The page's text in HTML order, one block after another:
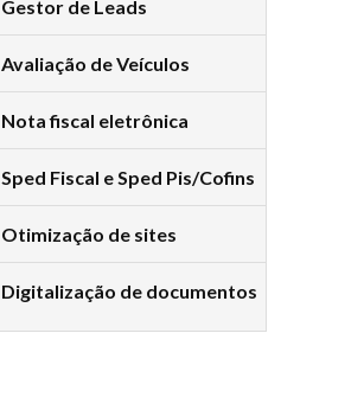
Gestor de Leads
Avaliação de Veículos
Nota fiscal eletrônica
Sped Fiscal e Sped Pis/Cofins
Otimização de sites
Digitalização de documentos